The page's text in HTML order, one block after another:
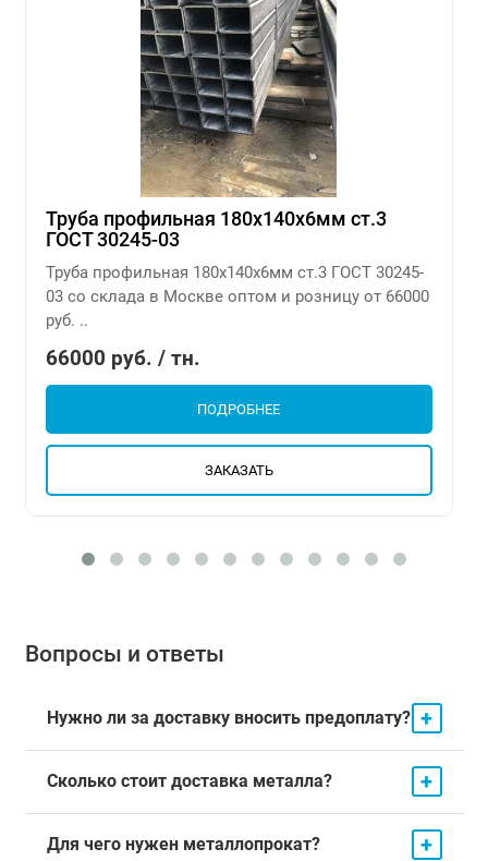
Труба профильная 180х140х6мм ст.3
ГОСТ 30245-03
Труба профильная 180х140х6мм ст.3 ГОСТ 30245-
03 со склада в Москве оптом и розницу от 66000
руб. ..
66000 руб. / тн.
ПОДРОБНЕЕ
ЗАКАЗАТЬ
Вопросы и ответы
Нужно ли за доставку вносить предоплату? +
Сколько стоит доставка металла? +
Для чего нужен металлопрокат? +